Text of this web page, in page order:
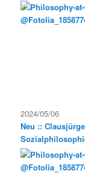
2024/05/06
Neu ::
Exkursionen